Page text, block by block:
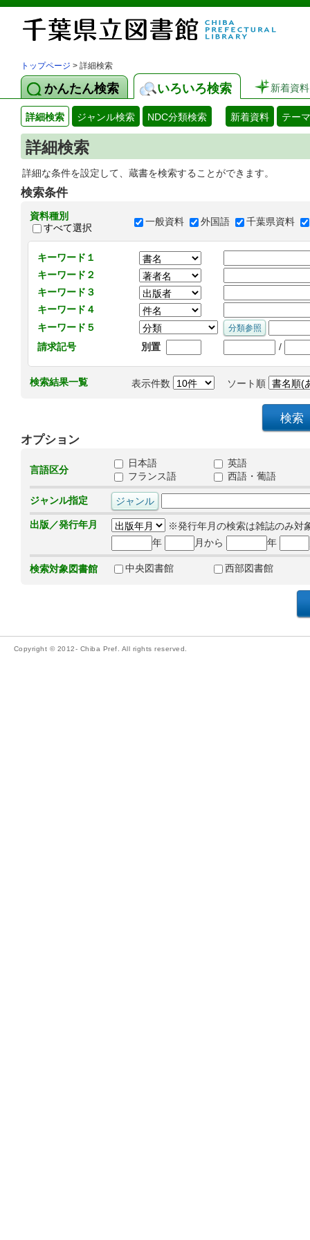
トップページ > 詳細検索
かんたん検索 いろいろ検索 新着資料
詳細検索 ジャンル検索 NDC分類検索 新着資料 テー
詳細検索
詳細な条件を設定して、蔵書を検索することができます。
検索条件
資料種別
すべて選択
一般資料 外国語 千葉県資料
キーワード１
キーワード２
キーワード３
キーワード４
キーワード５
請求記号
別置 /
検索結果一覧 表示件数 ソート順
オプション
言語区分
日本語
英語
フランス語
西語・葡語
ジャンル指定
出版／発行年月
※発行年月の検索は雑誌のみ対
年
月から 年
検索対象図書館 中央図書館 西部図書館
Copyright © 2012- Chiba Pref. All rights reserved.